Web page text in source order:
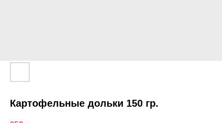
Картофельные дольки 150 гр.